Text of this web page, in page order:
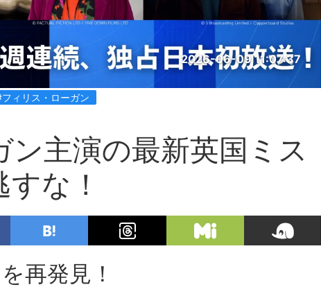
2026-06-09 11:07:37
ィリス・ローガン
ン主演の最新英国ミス
な！
再発見！